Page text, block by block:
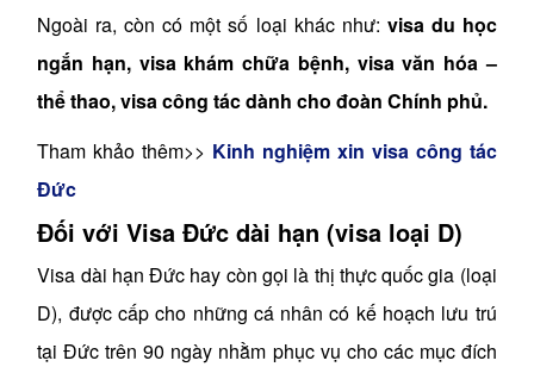
Ngoài ra, còn có một số loại khác như: visa du học
ngắn hạn, visa khám chữa bệnh, visa văn hóa –
thể thao, visa công tác dành cho đoàn Chính phủ.
Tham khảo thêm>> Kinh nghiệm xin visa công tác
Đức
Đối với Visa Đức dài hạn (visa loại D)
Visa dài hạn Đức hay còn gọi là thị thực quốc gia (loại
D), được cấp cho những cá nhân có kế hoạch lưu trú
tại Đức trên 90 ngày nhằm phục vụ cho các mục đích